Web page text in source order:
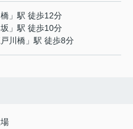
」駅 徒歩12分
」駅 徒歩10分
川橋 」駅 徒歩8分